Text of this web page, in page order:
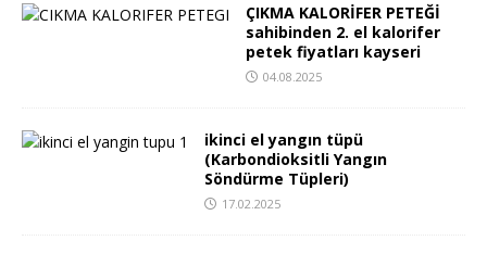
ÇIKMA KALORİFER PETEĞİ
sahibinden 2. el kalorifer
petek fiyatları kayseri
04.08.2025
ikinci el yangın tüpü
(Karbondioksitli Yangın
Söndürme Tüpleri)
17.02.2025